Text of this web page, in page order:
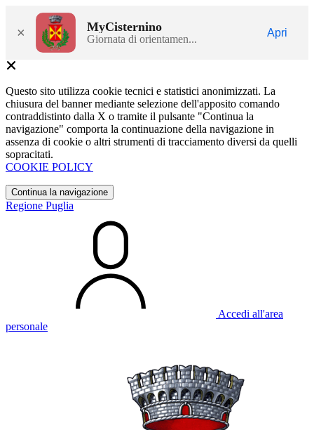
× MyCisternino
Giornata di orientamen...
Apri
Questo sito utilizza cookie tecnici e statistici anonimizzati. La
chiusura del banner mediante selezione dell'apposito comando
contraddistinto dalla X o tramite il pulsante "Continua la
navigazione" comporta la continuazione della navigazione in
assenza di cookie o altri strumenti di tracciamento diversi da quelli
sopracitati.
COOKIE POLICY
Continua la navigazione
Regione Puglia
Accedi all'area
personale